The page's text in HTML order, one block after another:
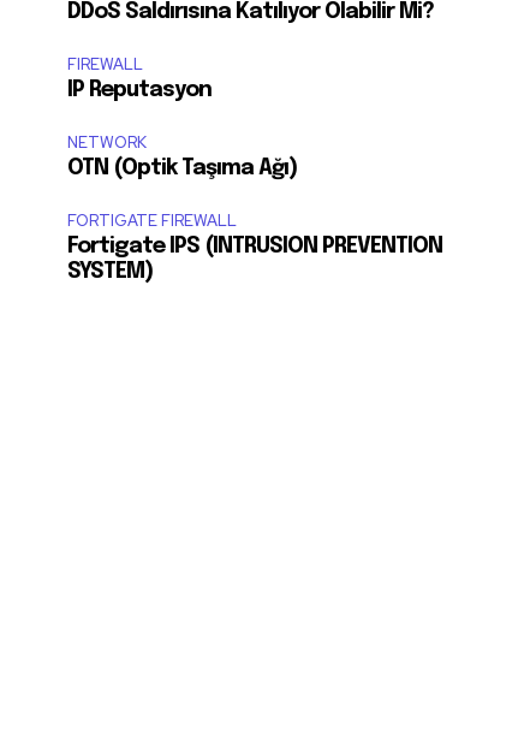
DDoS Saldırısına Katılıyor Olabilir Mi?
FIREWALL
IP Reputasyon
NETWORK
OTN (Optik Taşıma Ağı)
FORTIGATE FIREWALL
Fortigate IPS (INTRUSION PREVENTION
SYSTEM)